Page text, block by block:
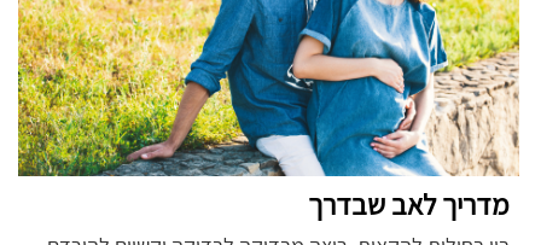
מדריך לאב שבדרך